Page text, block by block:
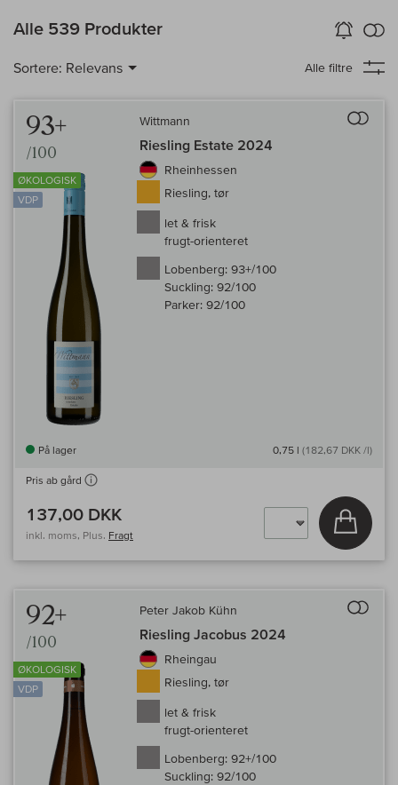
Alle 539 Produkter Vin-Alarm
aktiver
Sortere: Relevans Alle filtre
93+
/100
ØKOLOGISK
VDP
Wittmann
Riesling Estate 2024
Rheinhessen
Riesling, tør
let & frisk
frugt-orienteret
Lobenberg: 93+/100
Suckling: 92/100
Parker: 92/100
På lager 0,75 l (182,67 DKK /l)
Pris ab gård
137,00 DKK
inkl. moms, Plus. Fragt
Læg i
92+
/100
ØKOLOGISK
VDP
Peter Jakob Kühn
Riesling Jacobus 2024
Rheingau
Riesling, tør
let & frisk
frugt-orienteret
Lobenberg: 92+/100
Suckling: 92/100